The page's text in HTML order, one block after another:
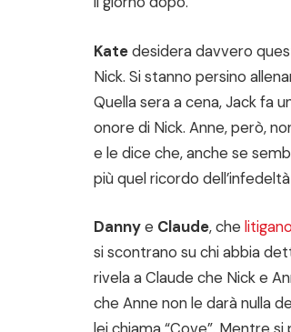
Katedesidera davvero
Nick. Si stanno persino
Quella sera a cena, Jack fa
onore di Nick. Anne, però,
e le dice che, anche se
più quel ricordo
Dannye Claude, che
si scontrano su chi abbia
rivela a Claude che Nick e
che Anne non le darà nulla